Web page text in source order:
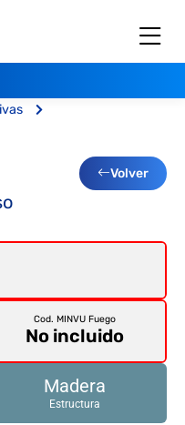
Volver
Cod. MINVU Fuego
No incluido
Madera
Estructura